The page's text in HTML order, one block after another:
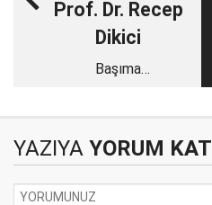
Prof. Dr. Recep
Dikici
Başıma
YAZIYA YORUM KAT